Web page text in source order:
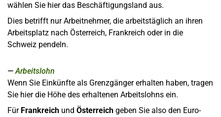
wählen Sie hier das Beschäftigungsland aus.
Dies betrifft nur Arbeitnehmer, die arbeitstäglich an ihren
Arbeitsplatz nach Österreich, Frankreich oder in die
Schweiz pendeln.
Arbeitslohn
Wenn Sie Einkünfte als Grenzgänger erhalten haben, tragen
Sie hier die Höhe des erhaltenen Arbeitslohns ein.
Für Frankreich und Österreich geben Sie also den Euro-